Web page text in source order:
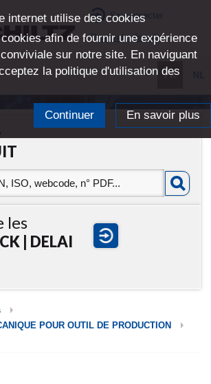
Se connecter
Demande d'accès
FR NL
les
| DELAI
POUR OUTIL DE PRODUCTION
internet utilise des cookies
afin de fournir une expérience
sur notre site. En naviguant
la politique d'utilisation des
Continuer En savoir plus